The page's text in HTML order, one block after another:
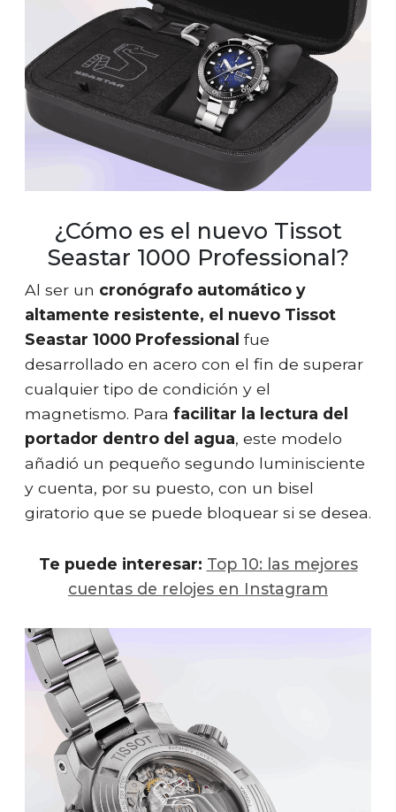
¿Cómo es el nuevo Tissot
Seastar 1000 Professional?
Al ser un cronógrafo automático y
altamente resistente, el nuevo Tissot
Seastar 1000 Professional fue
desarrollado en acero con el fin de superar
cualquier tipo de condición y el
magnetismo. Para facilitar la lectura del
portador dentro del agua, este modelo
añadió un pequeño segundo luminisciente
y cuenta, por su puesto, con un bisel
giratorio que se puede bloquear si se desea.
Te puede interesar: Top 10: las mejores
cuentas de relojes en Instagram